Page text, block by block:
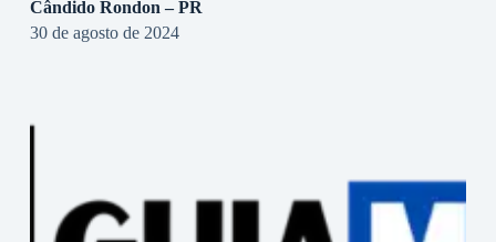
Cândido Rondon – PR
30 de agosto de 2024